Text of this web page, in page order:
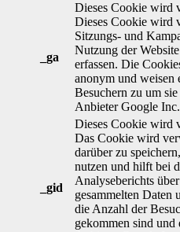
_ga
Dieses Cookie wird
Dieses Cookie wird
Sitzungs- und
Nutzung der
erfassen. Die
anonym und weisen
Besuchern zu um
Anbieter Google Inc.
_gid
Dieses Cookie wird
Das Cookie wird
darüber zu
nutzen und hilft bei
Analyseberichts
gesammelten Daten
die Anzahl der
gekommen sind und